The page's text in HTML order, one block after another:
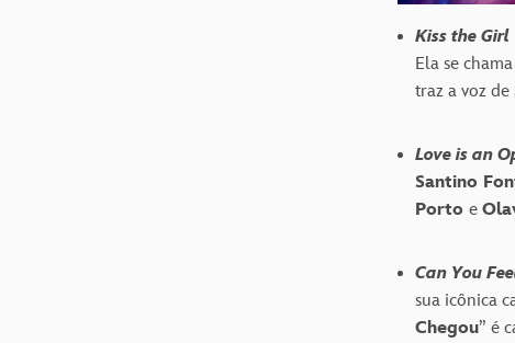
Kiss the Girl
Ela se
traz a voz de
Love is an
Santino
Porto e
Can You
sua icônica
Chegou” é